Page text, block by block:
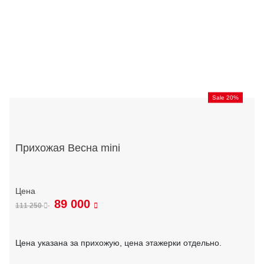
Sale 20%
Прихожая Весна mini
111 250 89 000
Цена указана за прихожую, цена этажерки отдельно.